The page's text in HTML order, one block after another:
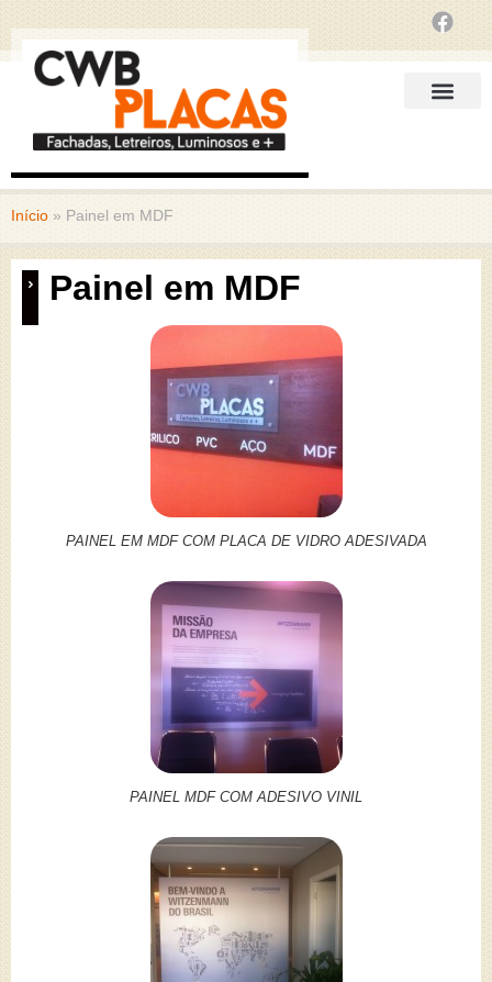
Início » Painel em MDF
Painel em MDF
PAINEL EM MDF COM PLACA DE VIDRO ADESIVADA
PAINEL MDF COM ADESIVO VINIL